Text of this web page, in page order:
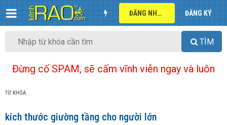
ĐĂNG NHẬP ĐĂNG KÝ
TÌM
Đừng cố SPAM, sẽ cấm vĩnh viễn ngay và luôn
TỪ KHÓA
kích thước giường tầng cho người lớn